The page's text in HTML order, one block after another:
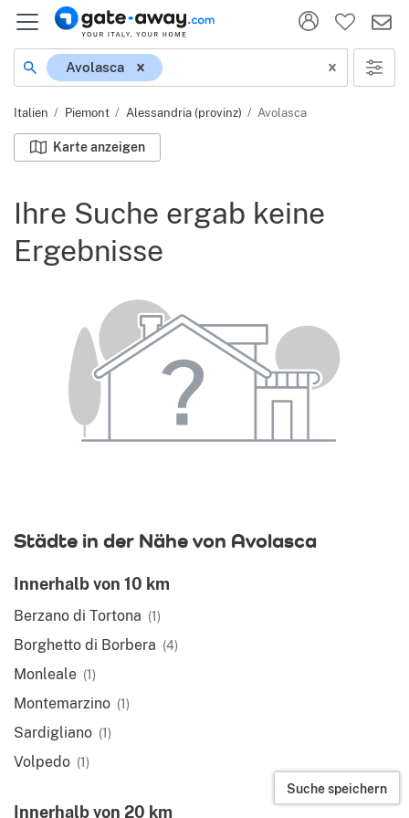
Ort
Avolasca
Italien Piemont Alessandria (provinz) Avolasca
Karte anzeigen
Ihre Suche ergab keine
Ergebnisse
Städte in der Nähe von Avolasca
Innerhalb von 10 km
Berzano di Tortona (1)
Borghetto di Borbera (4)
Monleale (1)
Montemarzino (1)
Sardigliano (1)
Volpedo (1)
Innerhalb von 20 km
Suche speichern